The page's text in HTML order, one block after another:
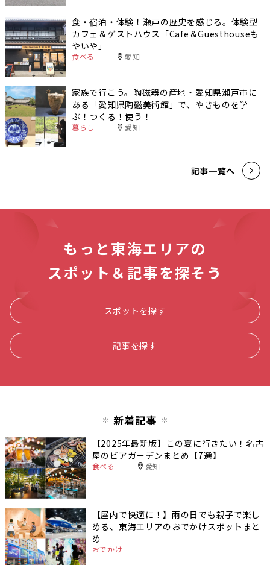
食・宿泊・体験！瀬戸の歴史を感じる。体験型
カフェ＆ゲストハウス「Cafe＆Guesthouseも
やいや」
食べる 愛知
家族で行こう。陶磁器の産地・愛知県瀬戸市に
ある「愛知県陶磁美術館」で、やきものを学
ぶ！つくる！使う！
暮らし 愛知
記事一覧へ
もっと東海エリアの
スポット＆記事を探そう
スポットを探す
記事を探す
新着記事
【2025年最新版】この夏に行きたい！名古
屋のビアガーデンまとめ【7選】
食べる 愛知
【屋内で快適に！】雨の日でも親子で楽し
める、東海エリアのおでかけスポットまと
め
おでかけ